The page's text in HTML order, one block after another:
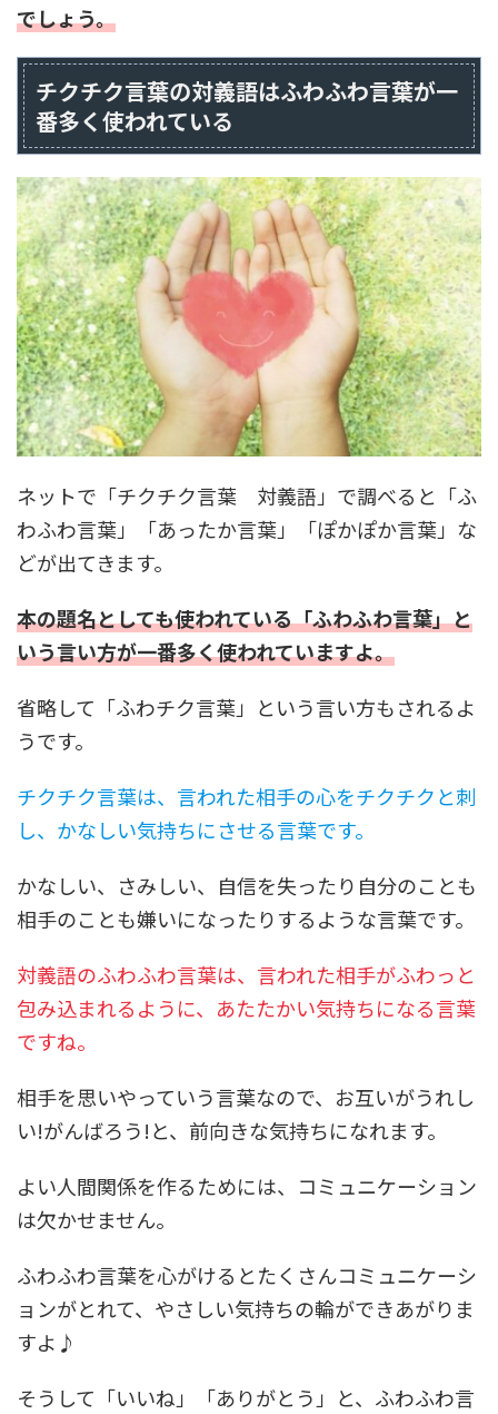
でしょう。
チクチク言葉の対義語はふわふわ言葉が一
番多く使われている
ネットで「チクチク言葉 対義語」で調べると「ふ
わふわ言葉」「あったか言葉」「ぽかぽか言葉」な
どが出てきます。
本の題名としても使われている「ふわふわ言葉」と
いう言い方が一番多く使われていますよ。
省略して「ふわチク言葉」という言い方もされるよ
うです。
チクチク言葉は、言われた相手の心をチクチクと刺
し、かなしい気持ちにさせる言葉です。
かなしい、さみしい、自信を失ったり自分のことも
相手のことも嫌いになったりするような言葉です。
対義語のふわふわ言葉は、言われた相手がふわっと
包み込まれるように、あたたかい気持ちになる言葉
ですね。
相手を思いやっていう言葉なので、お互いがうれし
い!がんばろう!と、前向きな気持ちになれます。
よい人間関係を作るためには、コミュニケーション
は欠かせません。
ふわふわ言葉を心がけるとたくさんコミュニケーシ
ョンがとれて、やさしい気持ちの輪ができあがりま
すよ♪
そうして「いいね」「ありがとう」と、ふわふわ言